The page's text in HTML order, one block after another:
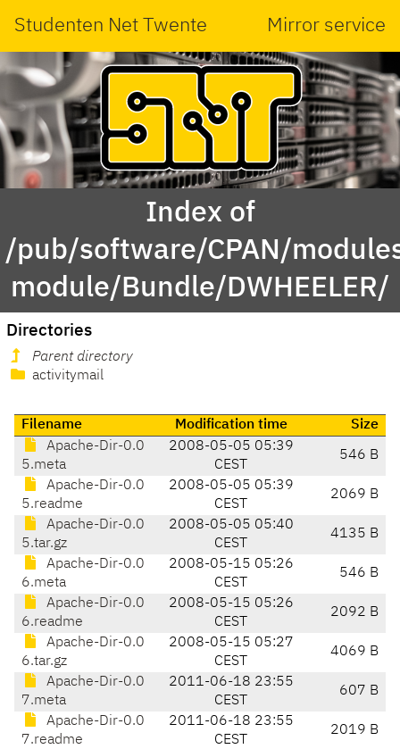
Studenten Net Twente Mirror service
Index of
/pub/software/CPAN/
module/Bundle/DWHEELER/
Directories
Parent directory
activitymail
Filename Modification time
Size
Apache-Dir-0.0
5.meta
2008-05-05 05:39
CEST
546 B
Apache-Dir-0.0
5.readme
2008-05-05 05:39
CEST
2069 B
Apache-Dir-0.0
5.tar.gz
2008-05-05 05:40
CEST
4135 B
Apache-Dir-0.0
6.meta
2008-05-15 05:26
CEST
546 B
Apache-Dir-0.0
6.readme
2008-05-15 05:26
CEST
2092 B
Apache-Dir-0.0
6.tar.gz
2008-05-15 05:27
CEST
4069 B
Apache-Dir-0.0
7.meta
2011-06-18 23:55
CEST
607 B
Apache-Dir-0.0
7.readme
2011-06-18 23:55
CEST
2019 B